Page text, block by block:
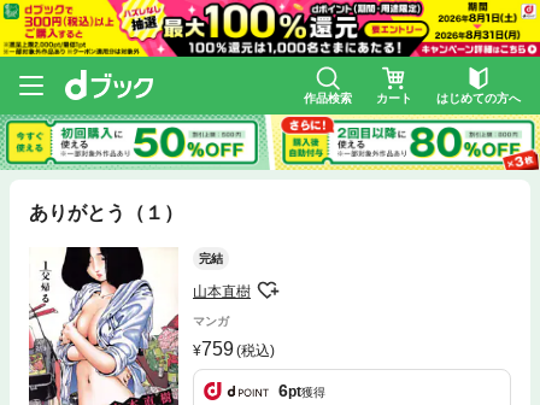
作品検索 カート はじめての方へ
ありがとう（１）
完結
山本直樹
マンガ
759(税込)
6pt獲得